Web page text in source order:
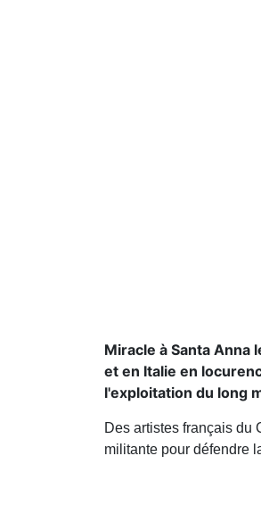
Miracle à Santa Anna
et en Italie en
l'exploitation du long
Des artistes français du
militante pour défendre